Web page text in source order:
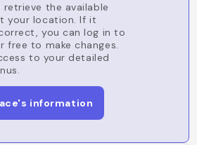
the available
your location. If it
you can log in to
free to make changes.
to your detailed
information